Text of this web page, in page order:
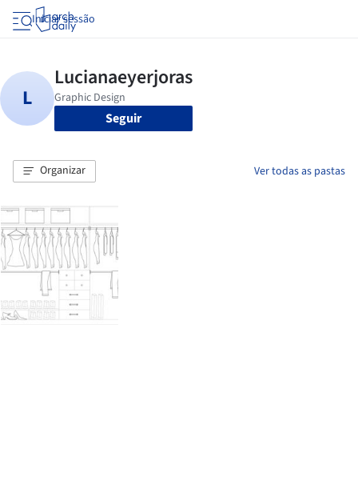
Iniciar sessão
Seguir
Organizar Ver todas as pastas